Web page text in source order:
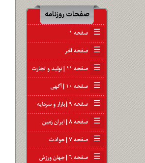
صفحات روزنامه
☰ صفحه ۱
☰ صفحه آخر
☰ صفحه ۱۱ | تولید و تجارت
☰ صفحه ۱۰ | آگهی
☰ صفحه ۹ | بازار و سرمایه
☰ صفحه ۸ | ایران زمین
☰ صفحه ۷ | حوادث
☰ صفحه ۶ | جهان ورزش